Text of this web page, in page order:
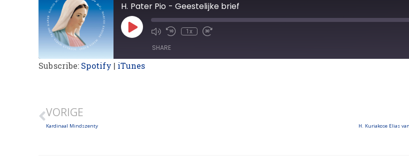
H. Pater Pio - Geestelijke brief
1x
SHARE
Subscribe: Spotify | iTunes
VORIGE
Kardinaal Mindszenty H. Kuriakose Elias